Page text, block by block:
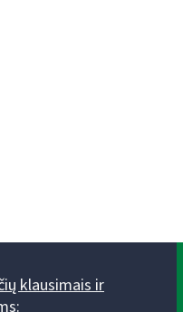
klausimais ir